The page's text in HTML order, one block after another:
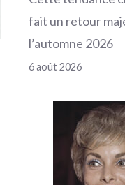
fait un retour
l’automne 2026
6 août 2026